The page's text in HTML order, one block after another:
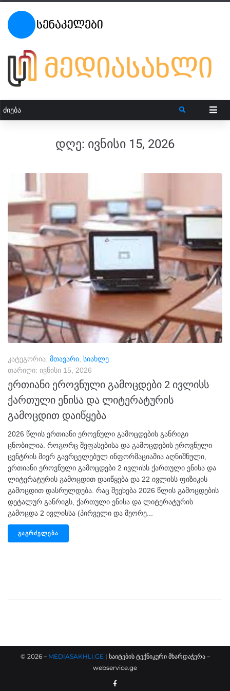
დღე: ივნისი 15, 2026
კატეგორია: მთავარი სიახლე
თარიღი: ივნისი 15, 2026
ერთიანი ეროვნული გამოცდები 2 ივლისს
ქართული ენისა და ლიტერატურის
გამოცდით დაიწყება
2026 წლის ერთიანი ეროვნული გამოცდების განრიგი
ცნობილია. როგორც შეფასებისა და გამოცდების ეროვნული
ცენტრის მიერ გავრცელებულ ინფორმაციაშია აღნიშნული,
ერთიანი ეროვნული გამოცდები 2 ივლისს ქართული ენისა და
ლიტერატურის გამოცდით დაიწყება და 22 ივლისს ფიზიკის
გამოცდით დასრულდება. რაც შეეხება 2026 წლის გამოცდების
დეტალურ განრიგს, ქართული ენისა და ლიტერატურის
გამოცდა 2 ივლისსა (პირველი და მეორე...
ᲒᲐᲒᲠᲫᲔᲚᲔᲑᲐ
© 2026– MEDIASAKHLI.GE | საიტების ტექნიკური მხარდაჭერა –
webservice.ge